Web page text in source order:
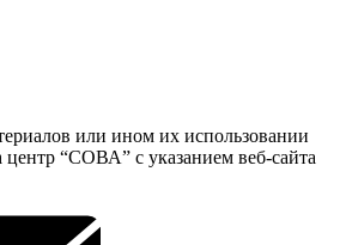
или ином их использовании
центр “СОВА” с указанием веб-сайта